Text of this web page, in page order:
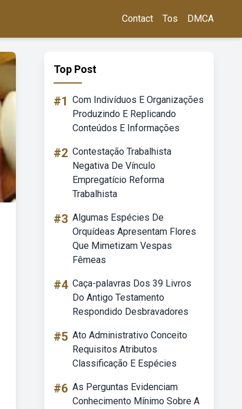
Contact Tos DMCA
Top Post
#1 Com Indivíduos E Organizações
Produzindo E Replicando
Conteúdos E Informações
#2 Contestação Trabalhista
Negativa De Vínculo
Empregatício Reforma
Trabalhista
#3 Algumas Espécies De
Orquídeas Apresentam Flores
Que Mimetizam Vespas
Fêmeas
#4 Caça-palavras Dos 39 Livros
Do Antigo Testamento
Respondido Desbravadores
#5 Ato Administrativo Conceito
Requisitos Atributos
Classificação E Espécies
#6 As Perguntas Evidenciam
Conhecimento Mínimo Sobre A